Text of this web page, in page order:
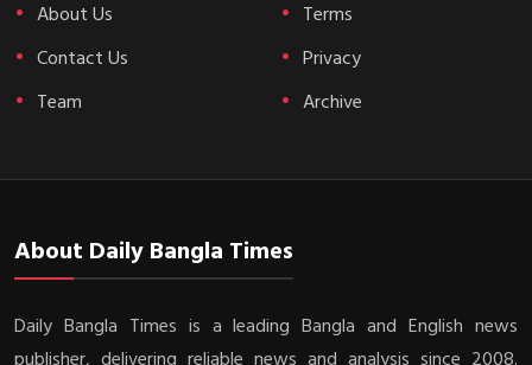
About Us
Contact Us
Team
Terms
Privacy
Archive
About Daily Bangla Times
Daily Bangla Times is a leading Bangla and English news